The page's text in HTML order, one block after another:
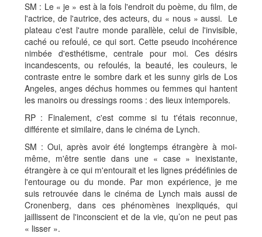
SM : Le « je » est à la fois l'endroit du poème, du film, de
l'actrice, de l'autrice, des acteurs, du « nous » aussi. Le
plateau c'est l'autre monde parallèle, celui de l'invisible,
caché ou refoulé, ce qui sort. Cette pseudo incohérence
nimbée d'esthétisme, centrale pour moi. Ces désirs
incandescents, ou refoulés, la beauté, les couleurs, le
contraste entre le sombre dark et les sunny girls de Los
Angeles, anges déchus hommes ou femmes qui hantent
les manoirs ou dressings rooms : des lieux intemporels.
RP : Finalement, c'est comme si tu t'étais reconnue,
différente et similaire, dans le cinéma de Lynch.
SM : Oui, après avoir été longtemps étrangère à moi-
même, m'être sentie dans une « case » inexistante,
étrangère à ce qui m'entourait et les lignes prédéfinies de
l'entourage ou du monde. Par mon expérience, je me
suis retrouvée dans le cinéma de Lynch mais aussi de
Cronenberg, dans ces phénomènes inexpliqués, qui
jaillissent de l'inconscient et de la vie, qu’on ne peut pas
« lisser ».